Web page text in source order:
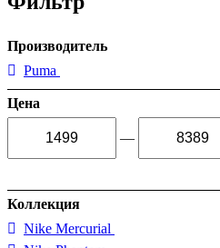
Производитель
Puma
Цена
—
Коллекция
Nike Mercurial